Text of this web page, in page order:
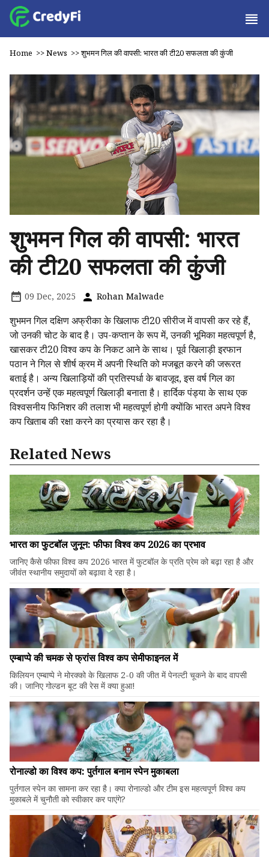
Home >>News >>शुभमन गिल की वापसी: भारत की टी20 सफलता की कुंजी
शुभमन गिल की वापसी: भारत
की टी20 सफलता की कुंजी
09 Dec, 2025 Rohan Malwade
शुभमन गिल दक्षिण अफ्रीका के खिलाफ टी20 सीरीज में वापसी कर रहे हैं,
जो उनकी चोट के बाद है। उप-कप्तान के रूप में, उनकी भूमिका महत्वपूर्ण है,
खासकर टी20 विश्व कप के निकट आने के साथ। पूर्व खिलाड़ी इरफान
पठान ने गिल से शीर्ष क्रम में अपनी स्थिति को मजबूत करने की जरूरत
बताई है। अन्य खिलाड़ियों की प्रतिस्पर्धा के बावजूद, इस वर्ष गिल का
प्रदर्शन उन्हें एक महत्वपूर्ण खिलाड़ी बनाता है। हार्दिक पंड्या के साथ एक
विश्वसनीय फिनिशर की तलाश भी महत्वपूर्ण होगी क्योंकि भारत अपने विश्व
कप खिताब की रक्षा करने का प्रयास कर रहा है।
Related News
भारत का फुटबॉल जुनून: फीफा विश्व कप 2026 का प्रभाव
जानिए कैसे फीफा विश्व कप 2026 भारत में फुटबॉल के प्रति प्रेम को बढ़ा रहा है और
जीवंत स्थानीय समुदायों को बढ़ावा दे रहा है।
एम्बाप्पे की चमक से फ्रांस विश्व कप सेमीफाइनल में
किलियन एम्बाप्पे ने मोरक्को के खिलाफ 2-0 की जीत में पेनल्टी चूकने के बाद वापसी
की। जानिए गोल्डन बूट की रेस में क्या हुआ!
रोनाल्डो का विश्व कप: पुर्तगाल बनाम स्पेन मुकाबला
पुर्तगाल स्पेन का सामना कर रहा है। क्या रोनाल्डो और टीम इस महत्वपूर्ण विश्व कप
मुकाबले में चुनौती को स्वीकार कर पाएंगे?